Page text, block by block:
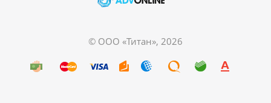
© ООО «Титан», 2026